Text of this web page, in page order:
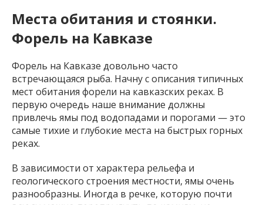
Места обитания и стоянки.
Форель на Кавказе
Форель на Кавказе довольно часто
встречающаяся рыба. Начну с описания типичных
мест обитания форели на кавказских реках. В
первую очередь наше внимание должны
привлечь ямы под водопадами и порогами — это
самые тихие и глубокие места на быстрых горных
реках.
В зависимости от характера рельефа и
геологического строения местности, ямы очень
разнообразны. Иногда в речке, которую почти